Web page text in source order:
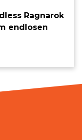
Ragnarok
endlosen